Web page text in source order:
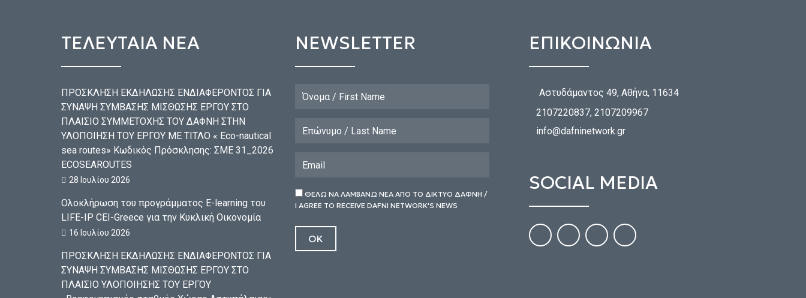
ΤΕΛΕΥΤΑΙΑ ΝΕΑ
ΠΡΟΣΚΛΗΣΗ ΕΚΔΗΛΩΣΗΣ ΕΝΔΙΑΦΕΡΟΝΤΟΣ ΓΙΑ
ΣΥΝΑΨΗ ΣΥΜΒΑΣΗΣ ΜΙΣΘΩΣΗΣ ΕΡΓΟΥ ΣΤΟ
ΠΛΑΙΣΙΟ ΣΥΜΜΕΤΟΧΗΣ ΤΟΥ ΔΑΦΝΗ ΣΤΗΝ
ΥΛΟΠΟΙΗΣΗ ΤΟΥ ΕΡΓΟΥ ΜΕ ΤΙΤΛΟ « Eco-nautical
sea routes» Κωδικός Πρόσκλησης: ΣΜΕ 31_2026
ECOSEAROUTES
28 Ιουλίου 2026
Ολοκλήρωση του προγράμματος E-learning του
LIFE-IP CEI-Greece για την Κυκλική Οικονομία
16 Ιουλίου 2026
ΠΡΟΣΚΛΗΣΗ ΕΚΔΗΛΩΣΗΣ ΕΝΔΙΑΦΕΡΟΝΤΟΣ ΓΙΑ
ΣΥΝΑΨΗ ΣΥΜΒΑΣΗΣ ΜΙΣΘΩΣΗΣ ΕΡΓΟΥ ΣΤΟ
ΠΛΑΙΣΙΟ ΥΛΟΠΟΙΗΣΗΣ ΤΟΥ ΕΡΓΟΥ
NEWSLETTER
ΘΕΛΩ ΝΑ ΛΑΜΒΑΝΩ ΝΕΑ ΑΠΟ ΤΟ ΔΙΚΤΥΟ ΔΑΦΝΗ /
I AGREE TO RECEIVE DAFNI NETWORK'S NEWS
ΕΠΙΚΟΙΝΩΝΙΑ
Αστυδάμαντος 49, Αθήνα, 11634
2107220837, 2107209967
info@dafninetwork.gr
SOCIAL MEDIA